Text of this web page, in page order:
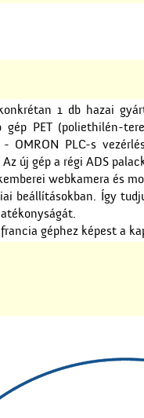
1 db hazai
PET (poliethilén-
OMRON PLC-s
új gép a régi ADS
webkamera és
beállításokban. Így
géphez képest a